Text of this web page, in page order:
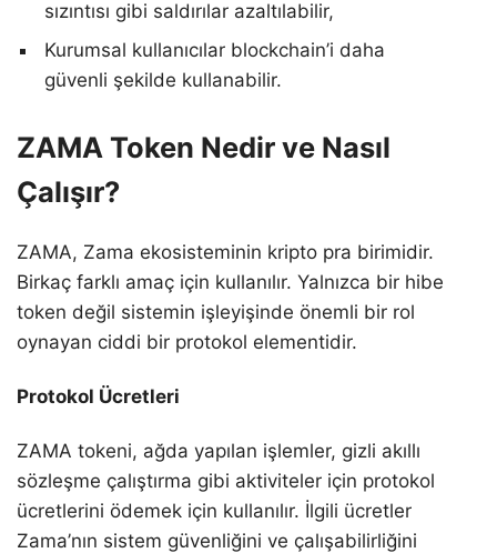
sızıntısı gibi saldırılar azaltılabilir,
Kurumsal kullanıcılar blockchain’i daha
güvenli şekilde kullanabilir.
ZAMA Token Nedir ve Nasıl
Çalışır?
ZAMA, Zama ekosisteminin kripto pra birimidir.
Birkaç farklı amaç için kullanılır. Yalnızca bir hibe
token değil sistemin işleyişinde önemli bir rol
oynayan ciddi bir protokol elementidir.
Protokol Ücretleri
ZAMA tokeni, ağda yapılan işlemler, gizli akıllı
sözleşme çalıştırma gibi aktiviteler için protokol
ücretlerini ödemek için kullanılır. İlgili ücretler
Zama’nın sistem güvenliğini ve çalışabilirliğini